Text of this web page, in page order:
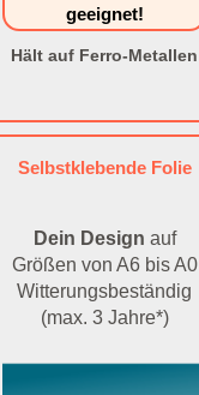
geeignet!
Hält auf Ferro-Metallen
Selbstklebende Folie
Dein Design auf
Größen von A6 bis A0
Witterungsbeständig
(max. 3 Jahre*)